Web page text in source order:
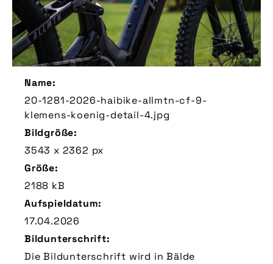
Name:
20-1281-2026-haibike-allmtn-cf-9-
klemens-koenig-detail-4.jpg
Bildgröße:
3543 x 2362 px
Größe:
2188 kB
Aufspieldatum:
17.04.2026
Bildunterschrift:
Die Bildunterschrift wird in Bälde